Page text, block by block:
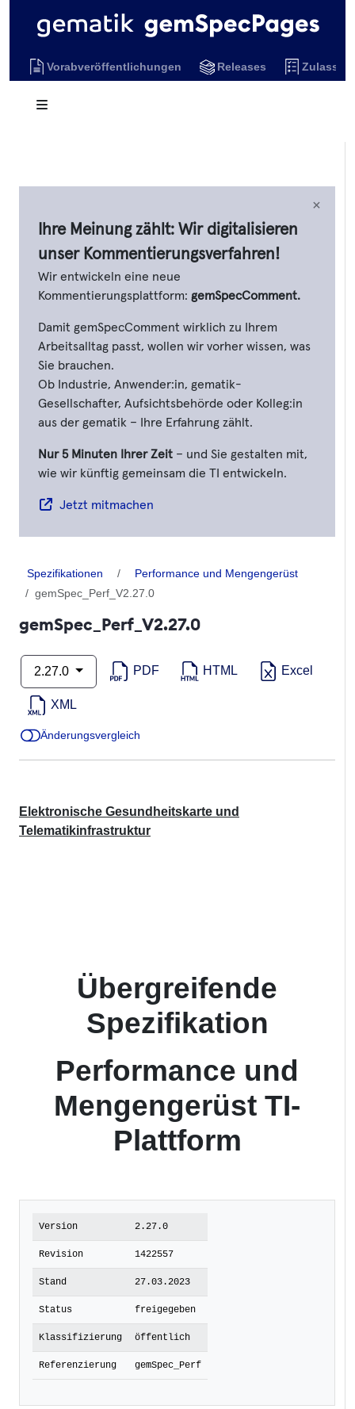
Vorabveröffentlichungen Releases
×
Ihre Meinung zählt: Wir digitalisieren
unser Kommentierungsverfahren!
Wir entwickeln eine neue
Kommentierungsplattform: gemSpecComment.
Damit gemSpecComment wirklich zu Ihrem
Arbeitsalltag passt, wollen wir vorher wissen, was
Sie brauchen.
Ob Industrie, Anwender:in, gematik-
Gesellschafter, Aufsichtsbehörde oder Kolleg:in
aus der gematik – Ihre Erfahrung zählt.
Nur 5 Minuten Ihrer Zeit – und Sie gestalten mit,
wie wir künftig gemeinsam die TI entwickeln.
Jetzt mitmachen
Spezifikationen
Performance und Mengengerüst
gemSpec_Perf_V2.27.0
gemSpec_Perf_V2.27.0
2.27.0 PDF HTML Excel
XML
Änderungsvergleich
Elektronische Gesundheitskarte und
Telematikinfrastruktur
Übergreifende
Spezifikation
Performance und
Mengengerüst TI-
Plattform
Version 2.27.0
Revision 1422557
Stand 27.03.2023
Status freigegeben
Klassifizierung öffentlich
Referenzierung gemSpec_Perf